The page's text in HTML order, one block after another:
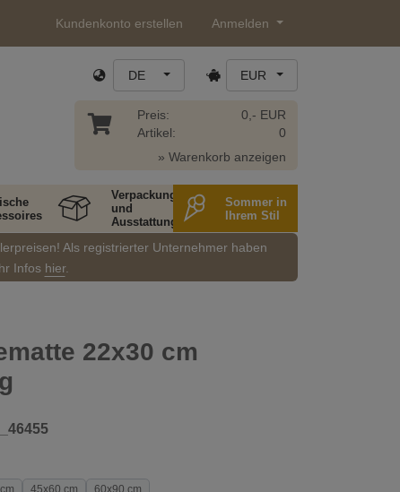
Kundenkonto erstellen Anmelden
DE EUR
Preis:
Artikel:
0,- EUR
0
» Warenkorb anzeigen
Verpackung
und
Ausstattung
Sommer in
Ihrem Stil
Als registrierter Unternehmer haben
Infos hier.
22x30 cm
45x60 cm 60x90 cm